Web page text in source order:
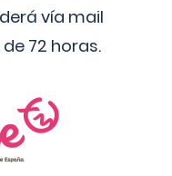
vía mail
72 horas.